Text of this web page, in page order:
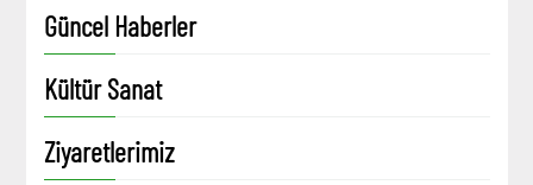
Güncel Haberler
Kültür Sanat
Ziyaretlerimiz